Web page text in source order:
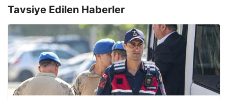
Tavsiye Edilen Haberler